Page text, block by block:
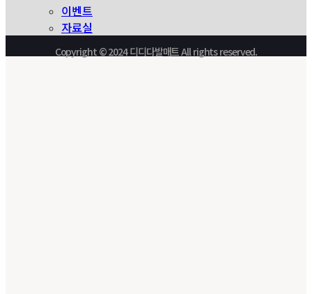
이벤트
자료실
Copyright © 2024 디디다발매트 All rights reserved.